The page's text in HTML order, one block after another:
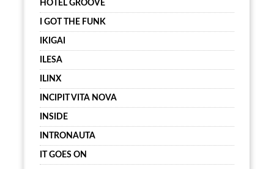
HOTEL GROOVE
I GOT THE FUNK
IKIGAI
ILESA
ILINX
INCIPIT VITA NOVA
INSIDE
INTRONAUTA
IT GOES ON